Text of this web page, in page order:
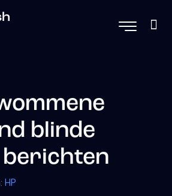
blinde
berichten
HP